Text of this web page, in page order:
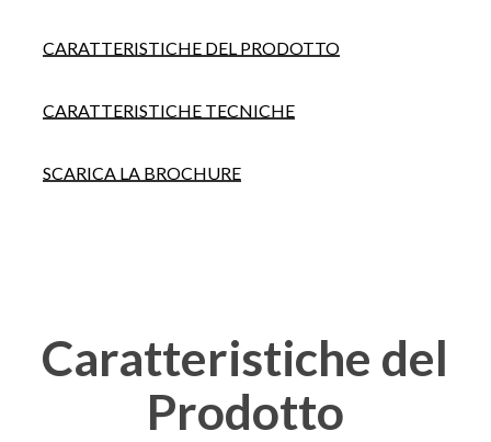
CARATTERISTICHE DEL PRODOTTO
CARATTERISTICHE TECNICHE
SCARICA LA BROCHURE
Caratteristiche del
Prodotto